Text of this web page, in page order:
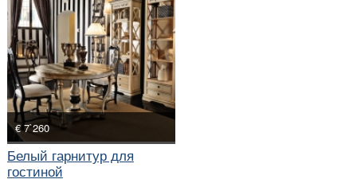
€ 7`260
Белый гарнитур для
гостиной